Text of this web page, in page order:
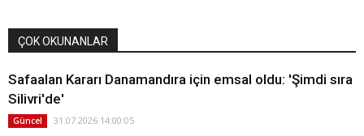
ÇOK OKUNANLAR
Safaalan Kararı Danamandıra için emsal oldu: 'Şimdi sıra
Silivri'de'
Güncel 31.07.2026 14:00:05